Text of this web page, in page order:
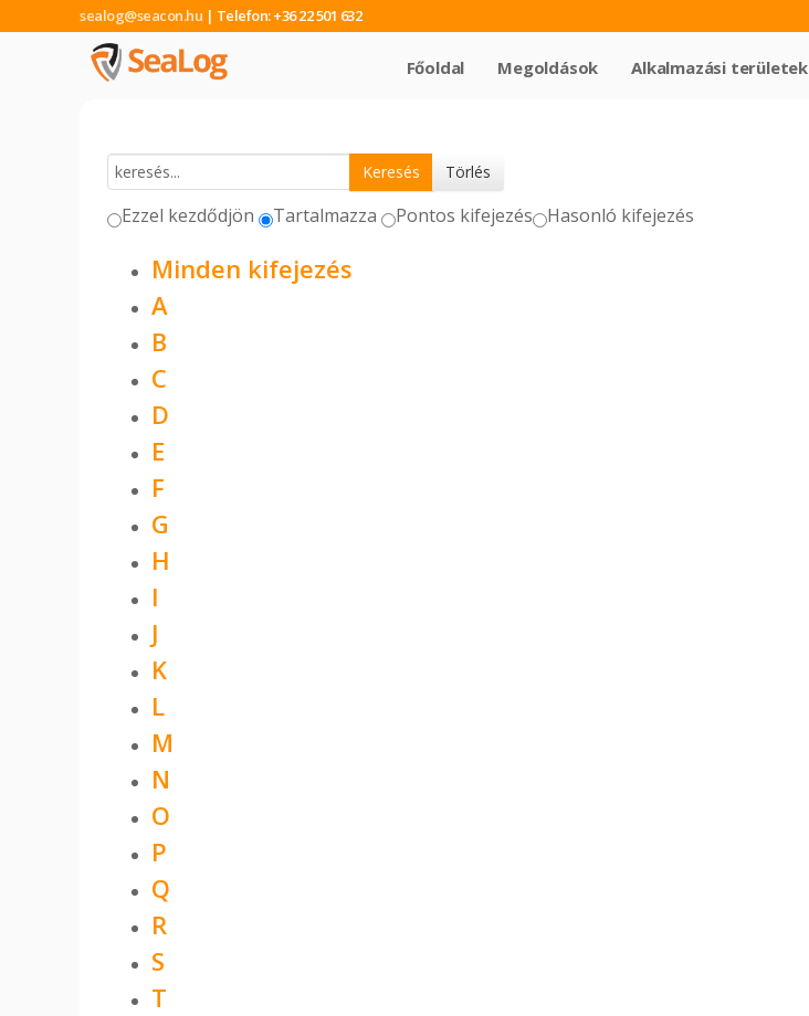
| Telefon: +36 22 501 632
Főoldal Megoldások Alkalmazási területek
Ezzel kezdődjön Tartalmazza Pontos kifejezés Hasonló kifejezés
Minden kifejezés
A
B
C
D
E
F
G
H
I
J
K
L
M
N
O
P
Q
R
S
T